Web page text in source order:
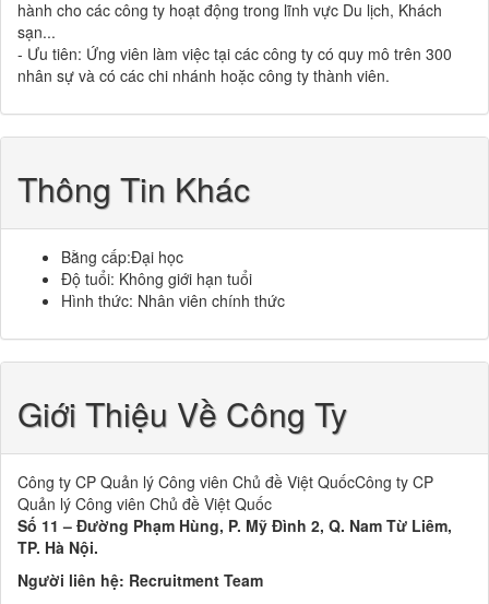
hành cho các công ty hoạt động trong lĩnh vực Du lịch, Khách
sạn...
- Ưu tiên: Ứng viên làm việc tại các công ty có quy mô trên 300
nhân sự và có các chi nhánh hoặc công ty thành viên.
Thông Tin Khác
Bằng cấp:Đại học
Độ tuổi: Không giới hạn tuổi
Hình thức: Nhân viên chính thức
Giới Thiệu Về Công Ty
Công ty CP Quản lý Công viên Chủ đề Việt QuốcCông ty CP
Quản lý Công viên Chủ đề Việt Quốc
Số 11 – Đường Phạm Hùng, P. Mỹ Đình 2, Q. Nam Từ Liêm,
TP. Hà Nội.
Người liên hệ: Recruitment Team